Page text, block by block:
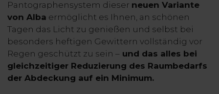
Pantographensystem dieser neuen Variante
von Alba ermöglicht es Ihnen, an schönen
Tagen das Licht zu genießen und selbst bei
besonders heftigen Gewittern vollständig vor
Regen geschützt zu sein – und das alles bei
gleichzeitiger Reduzierung des Raumbedarfs
der Abdeckung auf ein Minimum.